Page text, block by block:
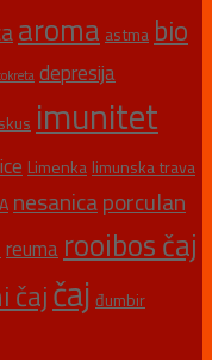
aroma astma bio
depresija
imunitet
Limenka limunska trava
nesanicaporculan
reuma rooibos čaj
čajčaj đumbir